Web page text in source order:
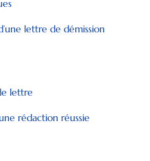
lettre de démission
lettre
rédaction réussie